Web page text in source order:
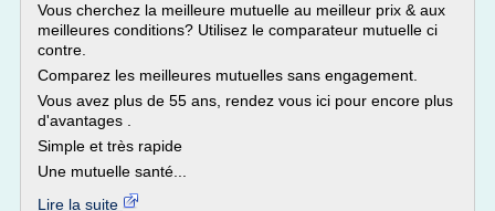
Vous cherchez la meilleure mutuelle au meilleur prix & aux
meilleures conditions? Utilisez le comparateur mutuelle ci
contre.
Comparez les meilleures mutuelles sans engagement.
Vous avez plus de 55 ans, rendez vous ici pour encore plus
d'avantages .
Simple et très rapide
Une mutuelle santé...
Lire la suite